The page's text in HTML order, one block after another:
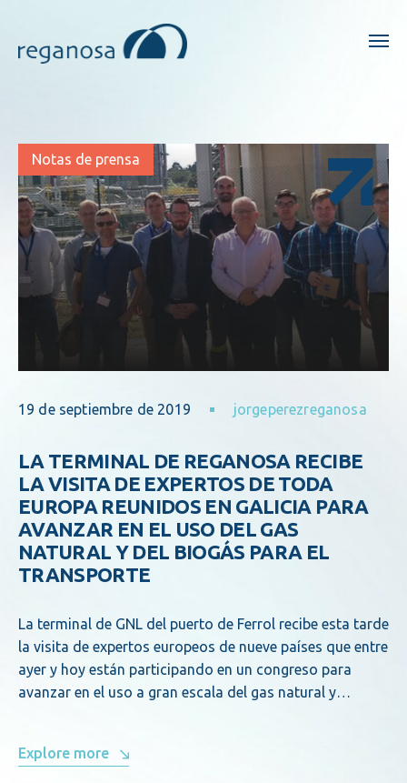
Notas de prensa
19 de septiembre de 2019 jorgeperezreganosa
LA TERMINAL DE REGANOSA RECIBE
LA VISITA DE EXPERTOS DE TODA
EUROPA REUNIDOS EN GALICIA PARA
AVANZAR EN EL USO DEL GAS
NATURAL Y DEL BIOGÁS PARA EL
TRANSPORTE
La terminal de GNL del puerto de Ferrol recibe esta tarde
la visita de expertos europeos de nueve países que entre
ayer y hoy están participando en un congreso para
avanzar en el uso a gran escala del gas natural y…
Explore more